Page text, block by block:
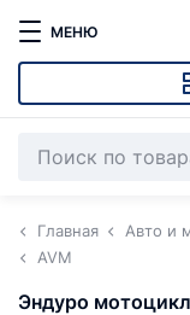
МЕНЮ
Главная Авто и
AVM
Эндуро